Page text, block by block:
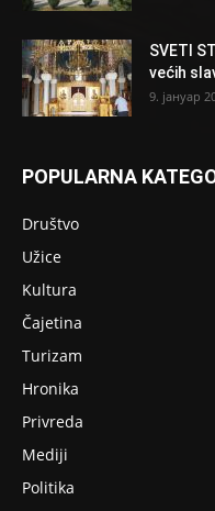
SVETI
većih
9. јануар
POPULARNA
Društvo
Užice
Kultura
Čajetina
Turizam
Hronika
Privreda
Mediji
Politika